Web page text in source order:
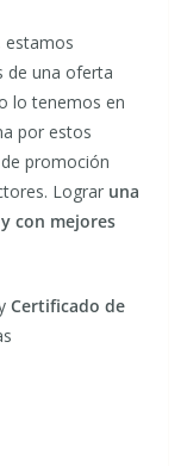
estamos
de una oferta
lo tenemos en
por estos
promoción
Lograr una
con mejores
Certificado de